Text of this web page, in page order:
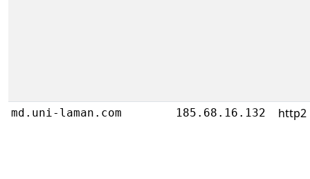
md.uni-laman.com 185.68.16.132 http2